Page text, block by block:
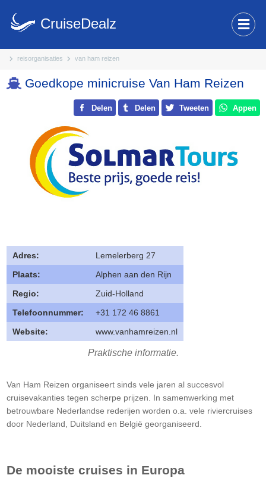
reisorganisaties van ham reizen
CruiseDealz
Goedkope minicruise Van Ham Reizen
Delen Delen Tweeten Appen
Adres:
Lemelerberg 27
Plaats:
Alphen aan den Rijn
Regio:
Zuid-Holland
Telefoonnummer:
+31 172 46 8861
Website:
www.vanhamreizen.nl
Praktische informatie.
Van Ham Reizen organiseert sinds vele jaren al succesvol
cruisevakanties tegen scherpe prijzen. In samenwerking met
betrouwbare Nederlandse rederijen worden o.a. vele riviercruises
door Nederland, Duitsland en België georganiseerd.
De mooiste cruises in Europa